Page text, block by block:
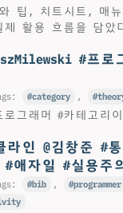
팁, 치트시트, 매
제 활용 흐름을 담았
#프로
category ,
로그래머 #카테고리
라인 @김창준 #
#애자일 #실용주
bib , programmer